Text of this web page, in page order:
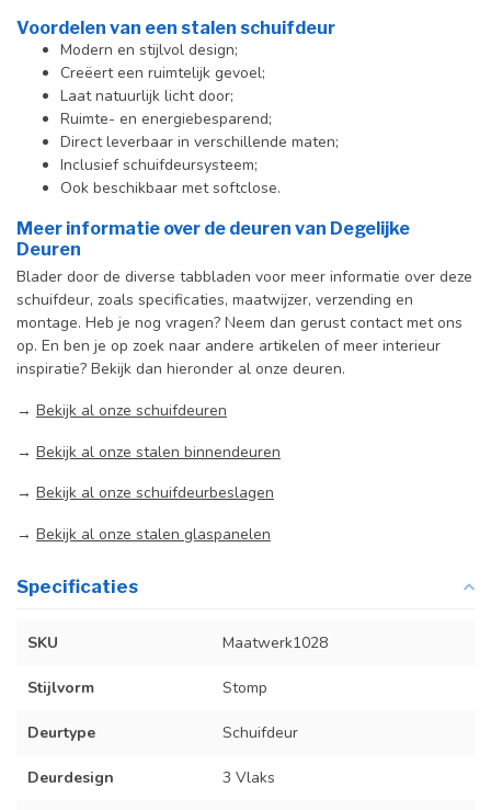
Voordelen van een stalen schuifdeur
Modern en stijlvol design;
Creëert een ruimtelijk gevoel;
Laat natuurlijk licht door;
Ruimte- en energiebesparend;
Direct leverbaar in verschillende maten;
Inclusief schuifdeursysteem;
Ook beschikbaar met softclose.
Meer informatie over de deuren van Degelijke
Deuren
Blader door de diverse tabbladen voor meer informatie over deze
schuifdeur, zoals specificaties, maatwijzer, verzending en
montage. Heb je nog vragen? Neem dan gerust contact met ons
op. En ben je op zoek naar andere artikelen of meer interieur
inspiratie? Bekijk dan hieronder al onze deuren.
→ Bekijk al onze schuifdeuren
→ Bekijk al onze stalen binnendeuren
→ Bekijk al onze schuifdeurbeslagen
→ Bekijk al onze stalen glaspanelen
Specificaties
SKU Maatwerk1028
Stijlvorm Stomp
Deurtype Schuifdeur
Deurdesign 3 Vlaks